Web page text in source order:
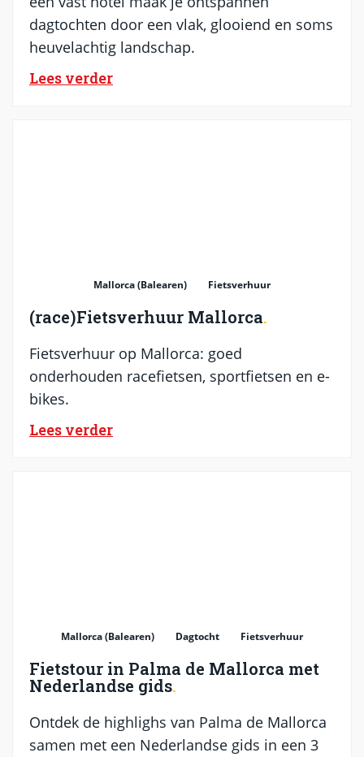
dagtochten door een vlak, glooiend en soms
heuvelachtig landschap.
Lees verder
Mallorca (Balearen) Fietsverhuur
(race)Fietsverhuur Mallorca
Fietsverhuur op Mallorca: goed
onderhouden racefietsen, sportfietsen en e-
bikes.
Lees verder
Mallorca (Balearen) Dagtocht Fietsverhuur
Fietstour in Palma de Mallorca met
Nederlandse gids
Ontdek de highlighs van Palma de Mallorca
samen met een Nederlandse gids in een 3